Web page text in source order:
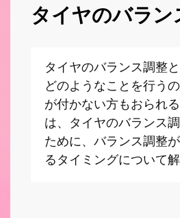
タイヤのバラン
タイヤのバランス調整
どのようなことを行う
が付かない方もおられ
は、タイヤのバランス
ために、バランス調整
るタイミングについて解